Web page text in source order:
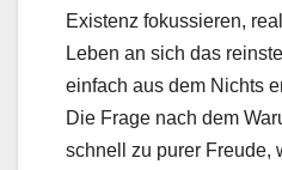
Existenz fokussieren,
Leben an sich das
einfach aus dem Nichts
Die Frage nach dem
schnell zu purer Freude,